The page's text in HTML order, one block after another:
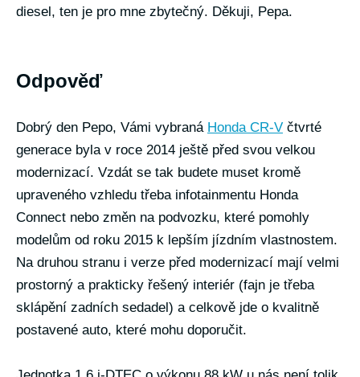
diesel, ten je pro mne zbytečný. Děkuji, Pepa.
Odpověď
Dobrý den Pepo, Vámi vybraná Honda CR-V čtvrté
generace byla v roce 2014 ještě před svou velkou
modernizací. Vzdát se tak budete muset kromě
upraveného vzhledu třeba infotainmentu Honda
Connect nebo změn na podvozku, které pomohly
modelům od roku 2015 k lepším jízdním vlastnostem.
Na druhou stranu i verze před modernizací mají velmi
prostorný a prakticky řešený interiér (fajn je třeba
sklápění zadních sedadel) a celkově jde o kvalitně
postavené auto, které mohu doporučit.